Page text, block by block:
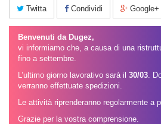
Twitta Condividi Google+
Benvenuti da Dugez,
vi informiamo che, a causa di una
fino a settembre.
L’ultimo giorno lavorativo sarà il 30/03.
verranno effettuate spedizioni.
Le attività riprenderanno regolarmente a
Grazie per la vostra comprensione.